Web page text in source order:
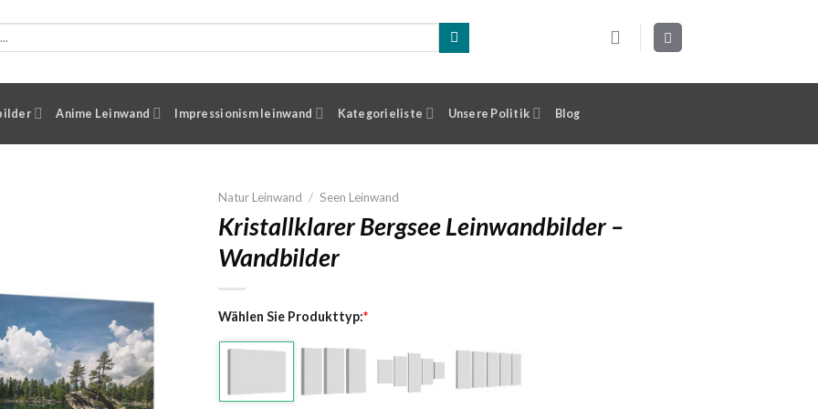
Anime Leinwand Impressionism leinwand Kategorieliste Unsere Politik Blog
Natur Leinwand / Seen Leinwand
Kristallklarer Bergsee Leinwandbilder –
Wandbilder
Wählen Sie Produkttyp:*